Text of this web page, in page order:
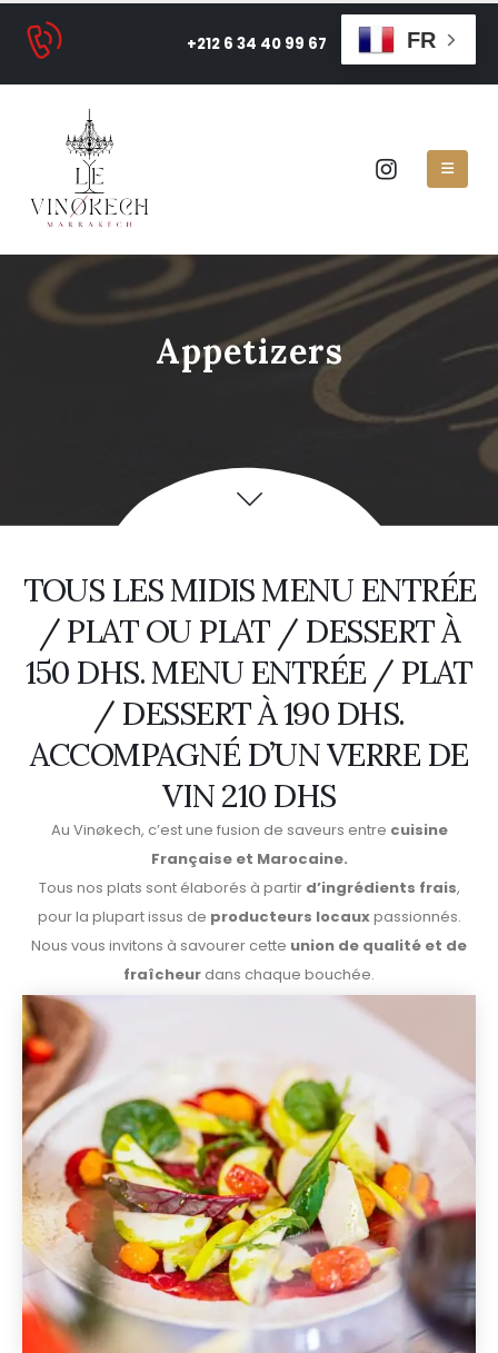
+212 6 34 40 99 67 FR
Appetizers
TOUS LES MIDIS MENU ENTRÉE
/ PLAT OU PLAT / DESSERT À
150 DHS. MENU ENTRÉE / PLAT
/ DESSERT À 190 DHS.
ACCOMPAGNÉ D’UN VERRE DE
VIN 210 DHS
Au Vinøkech, c’est une fusion de saveurs entre cuisine
Française et Marocaine.
Tous nos plats sont élaborés à partir d’ingrédients frais,
pour la plupart issus de producteurs locauxpassionnés.
Nous vous invitons à savourer cette union de qualité et de
fraîcheur dans chaque bouchée.